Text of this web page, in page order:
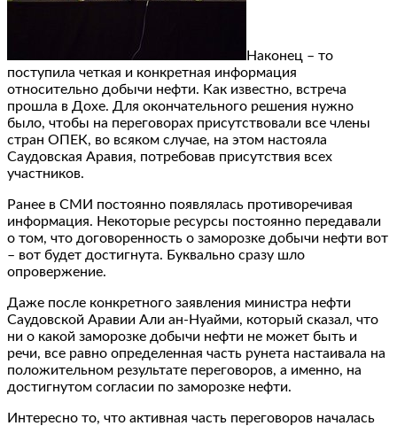
Наконец – то
поступила четкая и конкретная информация
относительно добычи нефти. Как известно, встреча
прошла в Дохе. Для окончательного решения нужно
было, чтобы на переговорах присутствовали все члены
стран ОПЕК, во всяком случае, на этом настояла
Саудовская Аравия, потребовав присутствия всех
участников.
Ранее в СМИ постоянно появлялась противоречивая
информация. Некоторые ресурсы постоянно передавали
о том, что договоренность о заморозке добычи нефти вот
– вот будет достигнута. Буквально сразу шло
опровержение.
Даже после конкретного заявления министра нефти
Саудовской Аравии Али ан-Нуайми, который сказал, что
ни о какой заморозке добычи нефти не может быть и
речи, все равно определенная часть рунета настаивала на
положительном результате переговоров, а именно, на
достигнутом согласии по заморозке нефти.
Интересно то, что активная часть переговоров началась